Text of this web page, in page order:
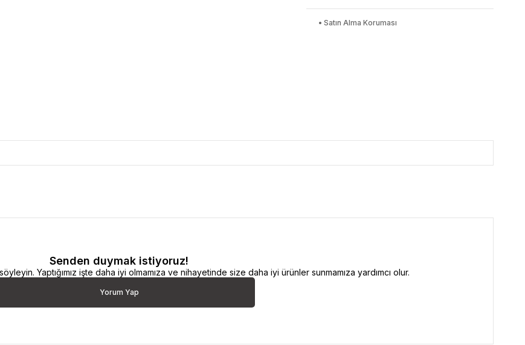
• Satın Alma Koruması
Senden duymak istiyoruz!
Yaptığımız işte daha iyi olmamıza ve nihayetinde size daha iyi ürünler sunmamıza yardımcı olur.
Yorum Yap